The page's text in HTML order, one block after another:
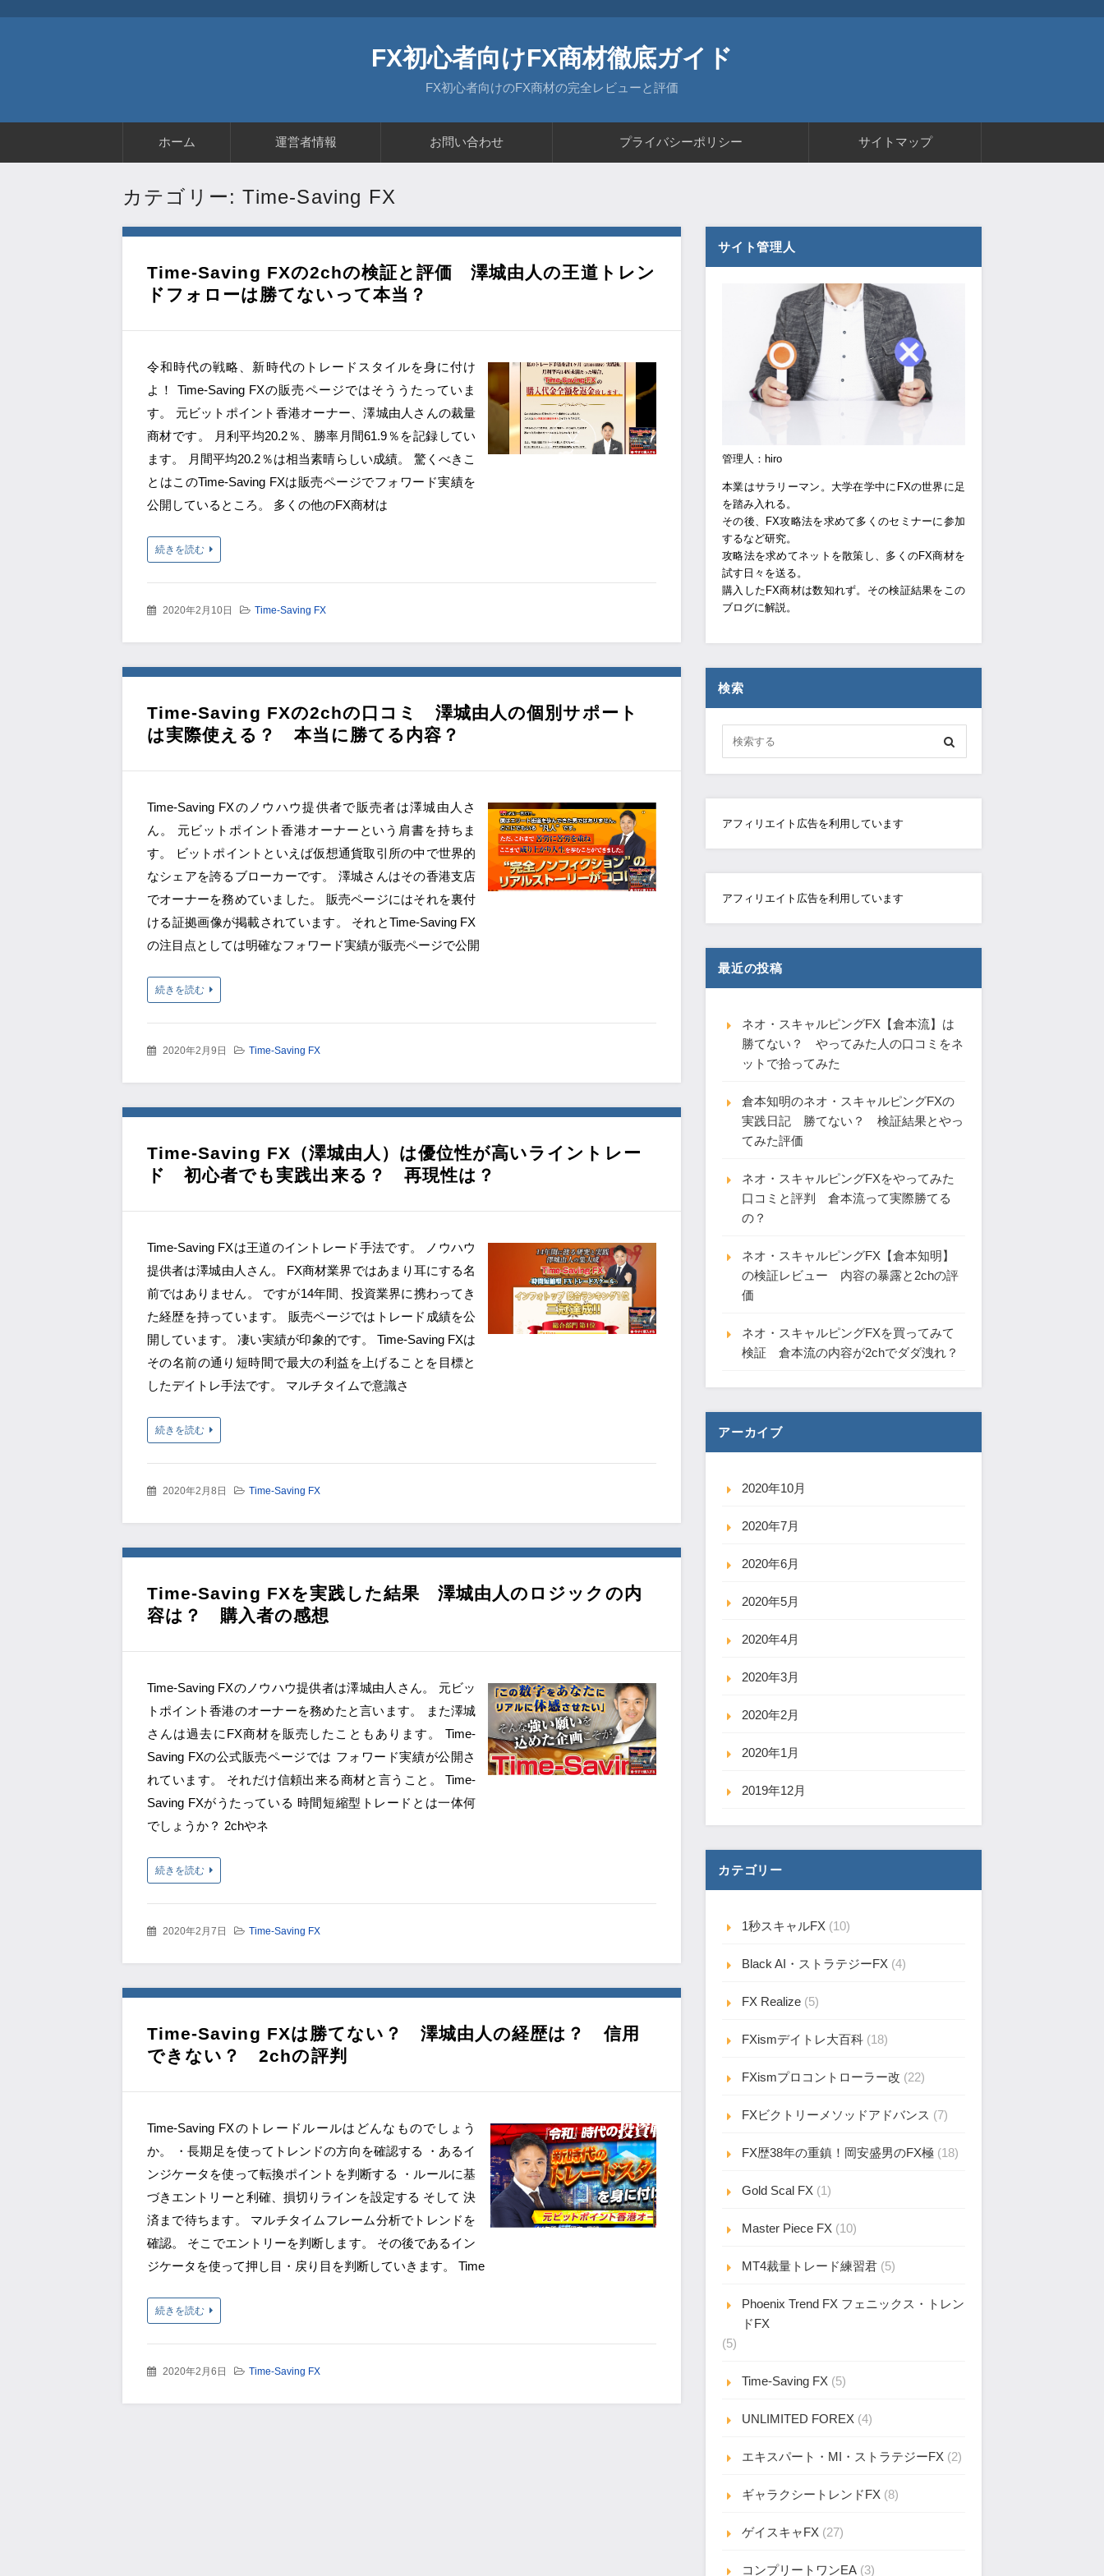
FX初心者向けFX商材徹底ガイド
FX初心者向けのFX商材の完全レビューと評価
ホーム 運営者情報 お問い合わせ プライバシーポリシー サイトマップ
カテゴリー: Time-Saving FX
Time-Saving FXの2chの検証と評価 澤城由人の王道トレン
ドフォローは勝てないって本当？
令和時代の戦略、新時代のトレードスタイルを身に付け
よ！ Time-Saving FXの販売ページではそううたっていま
す。 元ビットポイント香港オーナー、澤城由人さんの裁量
商材です。 月利平均20.2％、勝率月間61.9％を記録してい
ます。 月間平均20.2％は相当素晴らしい成績。 驚くべきこ
とはこのTime-Saving FXは販売ページでフォワード実績を
公開しているところ。 多くの他のFX商材は
続きを読む
2020年2月10日 Time-Saving FX
Time-Saving FXの2chの口コミ 澤城由人の個別サポート
は実際使える？ 本当に勝てる内容？
Time-Saving FXのノウハウ提供者で販売者は澤城由人さ
ん。 元ビットポイント香港オーナーという肩書を持ちま
す。 ビットポイントといえば仮想通貨取引所の中で世界的
なシェアを誇るブローカーです。 澤城さんはその香港支店
でオーナーを務めていました。 販売ページにはそれを裏付
ける証拠画像が掲載されています。 それとTime-Saving FX
の注目点としては明確なフォワード実績が販売ページで公開
続きを読む
2020年2月9日 Time-Saving FX
Time-Saving FX（澤城由人）は優位性が高いライントレー
ド 初心者でも実践出来る？ 再現性は？
Time-Saving FXは王道のイントレード手法です。 ノウハウ
提供者は澤城由人さん。 FX商材業界ではあまり耳にする名
前ではありません。 ですが14年間、投資業界に携わってき
た経歴を持っています。 販売ページではトレード成績を公
開しています。 凄い実績が印象的です。 Time-Saving FXは
その名前の通り短時間で最大の利益を上げることを目標と
したデイトレ手法です。 マルチタイムで意識さ
続きを読む
2020年2月8日 Time-Saving FX
Time-Saving FXを実践した結果 澤城由人のロジックの内
容は？ 購入者の感想
Time-Saving FXのノウハウ提供者は澤城由人さん。 元ビッ
トポイント香港のオーナーを務めたと言います。 また澤城
さんは過去にFX商材を販売したこともあります。 Time-
Saving FXの公式販売ページでは フォワード実績が公開さ
れています。 それだけ信頼出来る商材と言うこと。 Time-
Saving FXがうたっている 時間短縮型トレードとは一体何
でしょうか？ 2chやネ
続きを読む
2020年2月7日 Time-Saving FX
Time-Saving FXは勝てない？ 澤城由人の経歴は？ 信用
できない？ 2chの評判
Time-Saving FXのトレードルールはどんなものでしょう
か。 ・長期足を使ってトレンドの方向を確認する ・あるイ
ンジケータを使って転換ポイントを判断する ・ルールに基
づきエントリーと利確、損切りラインを設定する そして 決
済まで待ちます。 マルチタイムフレーム分析でトレンドを
確認。 そこでエントリーを判断します。 その後であるイン
ジケータを使って押し目・戻り目を判断していきます。 Time
続きを読む
2020年2月6日 Time-Saving FX
サイト管理人
管理人：hiro
本業はサラリーマン。大学在学中にFXの世界に足
を踏み入れる。
その後、FX攻略法を求めて多くのセミナーに参加
するなど研究。
攻略法を求めてネットを散策し、多くのFX商材を
試す日々を送る。
購入したFX商材は数知れず。その検証結果をこの
ブログに解説。
検索
アフィリエイト広告を利用しています
アフィリエイト広告を利用しています
最近の投稿
ネオ・スキャルピングFX【倉本流】は
勝てない？ やってみた人の口コミをネ
ットで拾ってみた
倉本知明のネオ・スキャルピングFXの
実践日記 勝てない？ 検証結果とやっ
てみた評価
ネオ・スキャルピングFXをやってみた
口コミと評判 倉本流って実際勝てる
の？
ネオ・スキャルピングFX【倉本知明】
の検証レビュー 内容の暴露と2chの評
価
ネオ・スキャルピングFXを買ってみて
検証 倉本流の内容が2chでダダ洩れ？
アーカイブ
2020年10月
2020年7月
2020年6月
2020年5月
2020年4月
2020年3月
2020年2月
2020年1月
2019年12月
カテゴリー
1秒スキャルFX (10)
Black AI・ストラテジーFX (4)
FX Realize (5)
FXismデイトレ大百科 (18)
FXismプロコントローラー改 (22)
FXビクトリーメソッドアドバンス (7)
FX歴38年の重鎮！岡安盛男のFX極 (18)
Gold Scal FX (1)
Master Piece FX (10)
MT4裁量トレード練習君 (5)
Phoenix Trend FX フェニックス・トレン
ドFX
(5)
Time-Saving FX (5)
UNLIMITED FOREX (4)
エキスパート・MI・ストラテジーFX (2)
ギャラクシートレンドFX (8)
ゲイスキャFX (27)
コンプリートワンEA (3)